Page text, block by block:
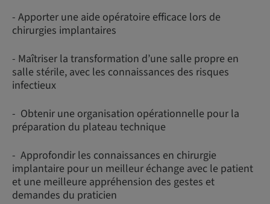
- Apporter une aide opératoire efficace lors de
chirurgies implantaires
- Maîtriser la transformation d’une salle propre en
salle stérile, avec les connaissances des risques
infectieux
- Obtenir une organisation opérationnelle pour la
préparation du plateau technique
- Approfondir les connaissances en chirurgie
implantaire pour un meilleur échange avec le patient
et une meilleure appréhension des gestes et
demandes du praticien